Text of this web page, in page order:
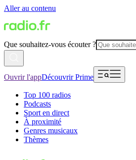
Aller au contenu
Que souhaitez-vous écouter ?
Ouvrir l'appDécouvrir Prime
Top 100 radios
Podcasts
Sport en direct
À proximité
Genres musicaux
Thèmes